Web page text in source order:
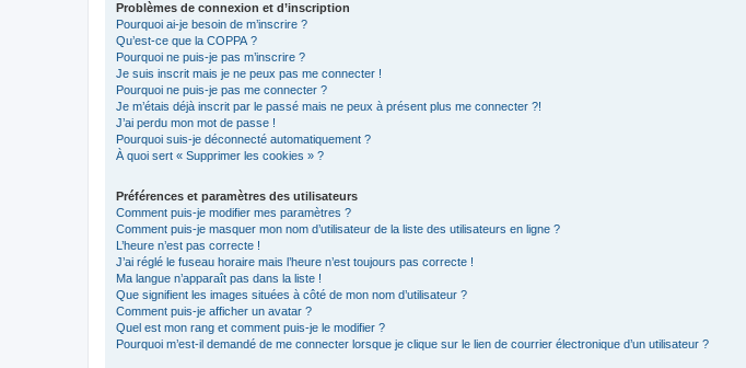
Problèmes de connexion et d’inscription
Pourquoi ai-je besoin de m’inscrire ?
Qu’est-ce que la COPPA ?
Pourquoi ne puis-je pas m’inscrire ?
Je suis inscrit mais je ne peux pas me connecter !
Pourquoi ne puis-je pas me connecter ?
Je m’étais déjà inscrit par le passé mais ne peux à présent plus me connecter ?!
J’ai perdu mon mot de passe !
Pourquoi suis-je déconnecté automatiquement ?
À quoi sert « Supprimer les cookies » ?
Préférences et paramètres des utilisateurs
Comment puis-je modifier mes paramètres ?
Comment puis-je masquer mon nom d’utilisateur de la liste des utilisateurs en ligne ?
L’heure n’est pas correcte !
J’ai réglé le fuseau horaire mais l’heure n’est toujours pas correcte !
Ma langue n’apparaît pas dans la liste !
Que signifient les images situées à côté de mon nom d’utilisateur ?
Comment puis-je afficher un avatar ?
Quel est mon rang et comment puis-je le modifier ?
Pourquoi m’est-il demandé de me connecter lorsque je clique sur le lien de courrier électronique d’un utilisateur ?